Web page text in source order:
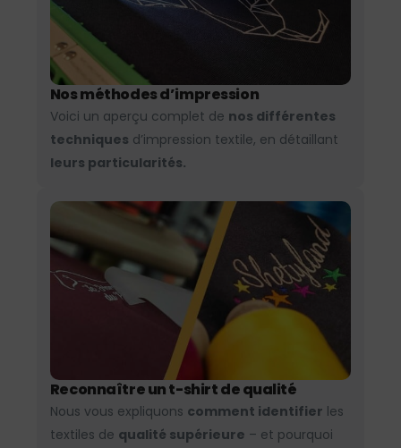
Nos méthodes d’impression
Voici un aperçu complet de nos différentes
techniques d’impression textile, en détaillant
leurs particularités.
Reconnaître un t-shirt de qualité
Nous vous expliquons comment identifier les
textiles de qualité supérieure – et pourquoi